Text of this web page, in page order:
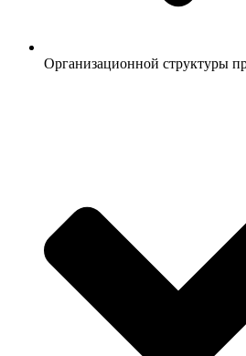
Организационной структуры